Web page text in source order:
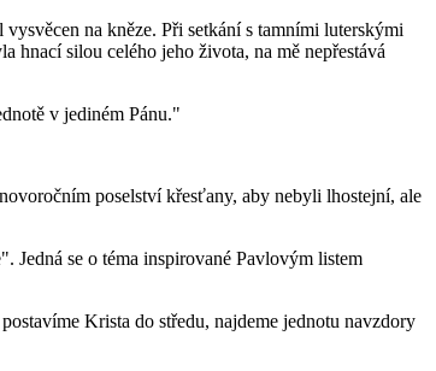
na kněze. Při setkání s tamními luterskými
hnací silou celého jeho života, na mě nepřestává
v jediném Pánu."
poselství křesťany, aby nebyli lhostejní, ale
Jedná se o téma inspirované Pavlovým listem
Krista do středu, najdeme jednotu navzdory